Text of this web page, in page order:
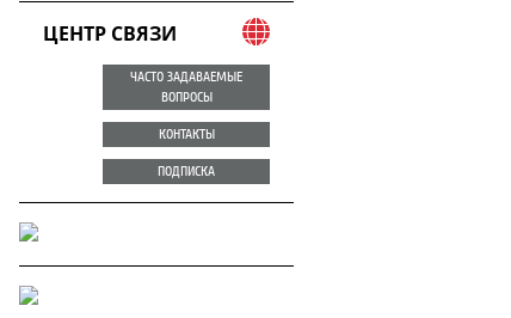
ЦЕНТР СВЯЗИ
ЧАСТО ЗАДАВАЕМЫЕ
ВОПРОСЫ
КОНТАКТЫ
ПОДПИСКА